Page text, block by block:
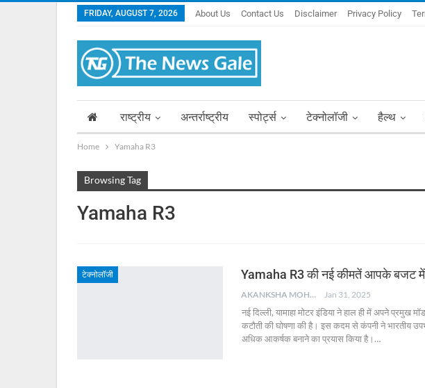
FRIDAY, AUGUST 7, 2026 About Us Contact Us Disclaimer Privacy Policy
राष्ट्रीय अन्तर्राष्ट्रीय स्पोर्ट्स टेक्नोलॉजी हैल्थ
Home Yamaha R3
Browsing Tag
Yamaha R3
टेक्नोलॉजी Yamaha R3 की नई कीमतें आपके बजट
AKANKSHA MOHAN Jan 31, 2025
नई दिल्ली, यामाहा मोटर इंडिया ने हाल ही में अपने
कटौती की घोषणा की है। इस कदम से कंपनी ने भारतीय
अधिक आकर्षक बनाने का प्रयास किया है।…